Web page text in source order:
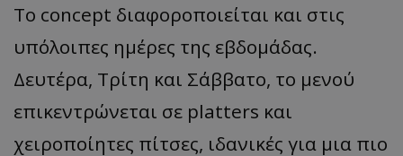
Το concept διαφοροποιείται και στις
υπόλοιπες ημέρες της εβδομάδας.
Δευτέρα, Τρίτη και Σάββατο, το μενού
επικεντρώνεται σε platters και
χειροποίητες πίτσες, ιδανικές για μια πιο